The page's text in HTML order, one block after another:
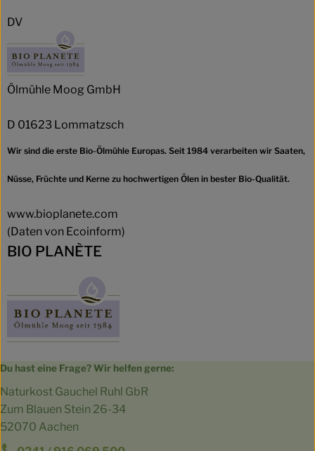
DV
Ölmühle Moog GmbH
D 01623 Lommatzsch
Wir sind die erste Bio-Ölmühle Europas. Seit 1984 verarbeiten wir Saaten,
Nüsse, Früchte und Kerne zu hochwertigen Ölen in bester Bio-Qualität.
www.bioplanete.com
(Daten von Ecoinform)
BIO PLANÈTE
Du hast eine Frage? Wir helfen gerne:
Naturkost Gauchel Ruhl GbR
Zum Blauen Stein 26-34
52070 Aachen